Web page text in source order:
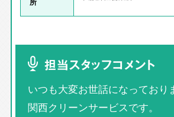
担当スタッフコメント
いつも大変お世話になっており
関西クリーンサービスです。